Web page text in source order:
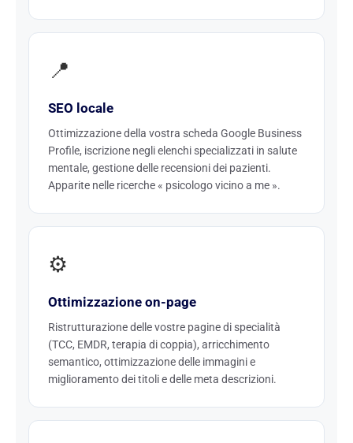
📍
SEO locale
Ottimizzazione della vostra scheda Google Business
Profile, iscrizione negli elenchi specializzati in salute
mentale, gestione delle recensioni dei pazienti.
Apparite nelle ricerche « psicologo vicino a me ».
⚙️
Ottimizzazione on-page
Ristrutturazione delle vostre pagine di specialità
(TCC, EMDR, terapia di coppia), arricchimento
semantico, ottimizzazione delle immagini e
miglioramento dei titoli e delle meta descrizioni.